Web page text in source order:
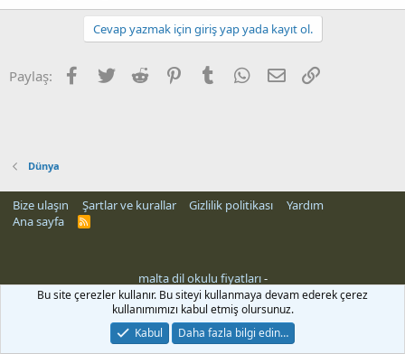
Cevap yazmak için giriş yap yada kayıt ol.
Paylaş: Facebook
Twitter Reddit PinterestTumblr WhatsApp
E-posta
Dünya
Bize ulaşın Şartlar ve kurallar Gizlilik politikası
Yardım
Ana sayfa
R
malta dil okulu fiyatları-
Bu site çerezler kullanır. Bu siteyi kullanmaya devam ederek çerez
kullanımımızı kabul etmiş olursunuz.
Kabul
Daha fazla bilgi edin…